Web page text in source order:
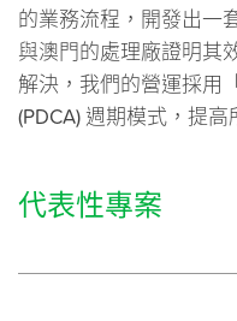
的業務流程，開發出一
與澳門的處理廠證明其
解決，我們的營運採
(PDCA) 週期模式，提高
代表性專案